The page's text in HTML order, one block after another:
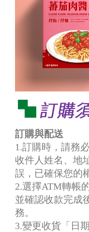
訂購與配送
1.訂購時，請務
收件人姓名、地
誤，已確保您的
2.選擇ATM轉帳
並確認收款完成
務。
3.變更收貨「日